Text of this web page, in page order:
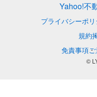
Yahoo!不
プライバシーポ
規約
免責事項
©